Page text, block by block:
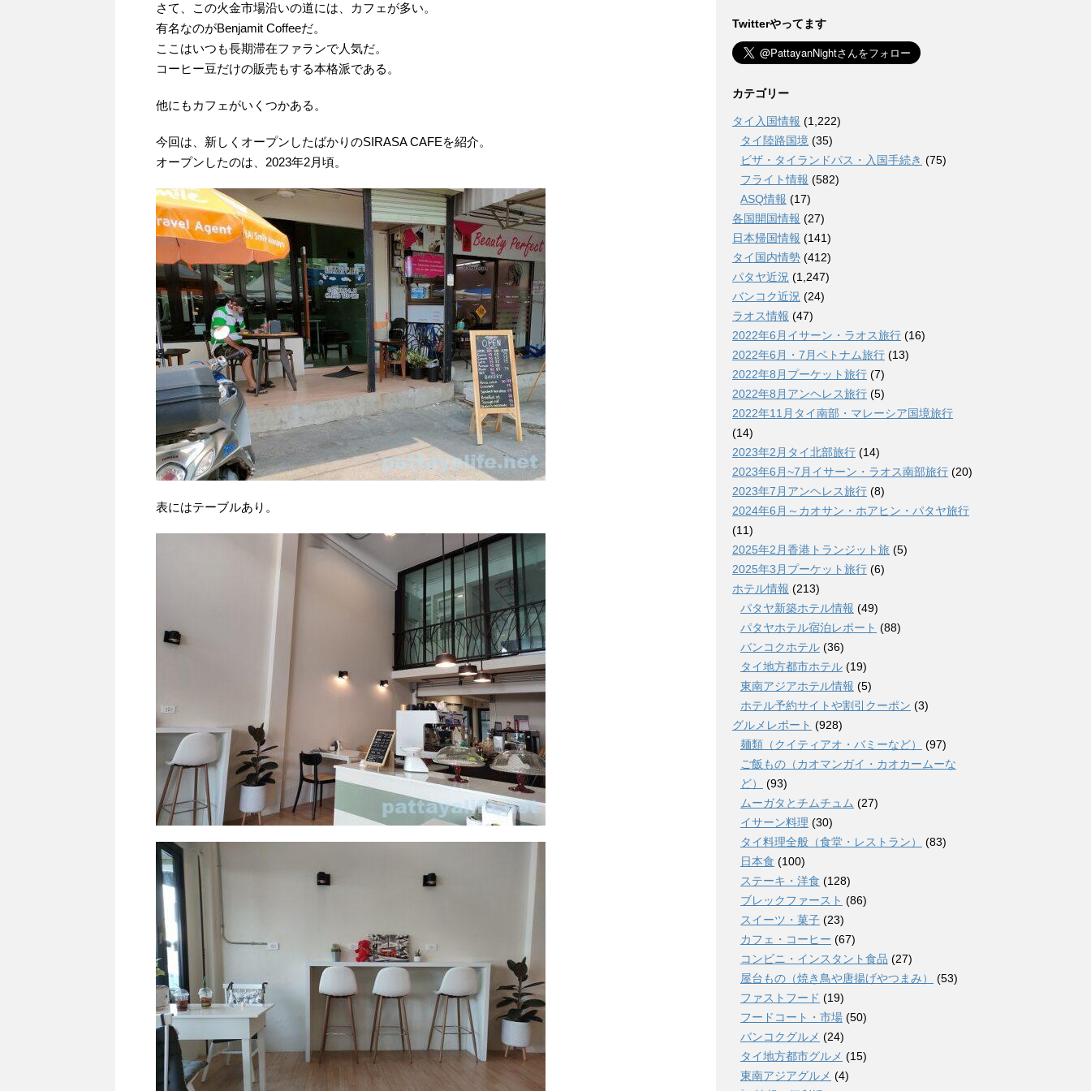
さて、この火金市場沿いの道には、カフェが多い。
有名なのがBenjamit Coffeeだ。
ここはいつも長期滞在ファランで人気だ。
コーヒー豆だけの販売もする本格派である。
他にもカフェがいくつかある。
今回は、新しくオープンしたばかりのSIRASA CAFEを紹介。
オープンしたのは、2023年2月頃。
表にはテーブルあり。
Twitterやってます
カテゴリー
タイ入国情報 (1,222)
タイ陸路国境 (35)
ビザ・タイランドパス・入国手続き (75)
フライト情報 (582)
ASQ情報 (17)
各国開国情報 (27)
日本帰国情報 (141)
タイ国内情勢 (412)
パタヤ近況 (1,247)
バンコク近況 (24)
ラオス情報 (47)
2022年6月イサーン・ラオス旅行 (16)
2022年6月・7月ベトナム旅行 (13)
2022年8月プーケット旅行 (7)
2022年8月アンヘレス旅行 (5)
2022年11月タイ南部・マレーシア国境旅行
(14)
2023年2月タイ北部旅行 (14)
2023年6月~7月イサーン・ラオス南部旅行 (20)
2023年7月アンヘレス旅行 (8)
2024年6月～カオサン・ホアヒン・パタヤ旅行
(11)
2025年2月香港トランジット旅 (5)
2025年3月プーケット旅行 (6)
ホテル情報 (213)
パタヤ新築ホテル情報 (49)
パタヤホテル宿泊レポート (88)
バンコクホテル (36)
タイ地方都市ホテル (19)
東南アジアホテル情報 (5)
ホテル予約サイトや割引クーポン (3)
グルメレポート (928)
麺類（クイティアオ・バミーなど）
(97)
ご飯もの（カオマンガイ・カオカームーな
ど）
(93)
ムーガタとチムチュム (27)
イサーン料理 (30)
タイ料理全般（食堂・レストラン）
(83)
日本食 (100)
ステーキ・洋食 (128)
ブレックファースト (86)
スイーツ・菓子 (23)
カフェ・コーヒー (67)
コンビニ・インスタント食品 (27)
屋台もの（焼き鳥や唐揚げやつまみ）
(53)
ファストフード (19)
フードコート・市場 (50)
バンコクグルメ (24)
タイ地方都市グルメ (15)
東南アジアグルメ (4)